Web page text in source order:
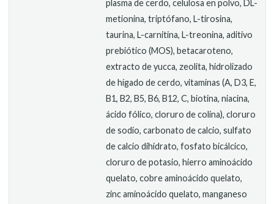
plasma de cerdo, celulosa en polvo, DL-
metionina, triptófano, L-tirosina,
taurina, L-carnitina, L-treonina, aditivo
prebiótico (MOS), betacaroteno,
extracto de yucca, zeolita, hidrolizado
de hígado de cerdo, vitaminas (A, D3, E,
B1, B2, B5, B6, B12, C, biotina, niacina,
ácido fólico, cloruro de colina), cloruro
de sodio, carbonato de calcio, sulfato
de calcio dihidrato, fosfato bicálcico,
cloruro de potasio, hierro aminoácido
quelato, cobre aminoácido quelato,
zinc aminoácido quelato, manganeso